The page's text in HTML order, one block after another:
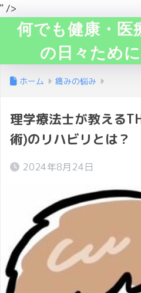
" />
何でも健康・医
の日々ため
ホーム 痛みの悩み
理学療法士が教える
術)のリハビリとは？
2024年8月24日